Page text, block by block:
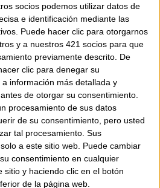
socios podemos utilizar datos de
e identificación mediante las
Puede hacer clic para otorgarnos
y a nuestros 421 socios para que
previamente descrito. De
clic para denegar su
información más detallada y
de otorgar su consentimiento.
procesamiento de sus datos
de su consentimiento, pero usted
tal procesamiento. Sus
a este sitio web. Puede cambiar
consentimiento en cualquier
sitio y haciendo clic en el botón
de la página web.
Composition: 100% silk.
Size: 66 x 200 cm.